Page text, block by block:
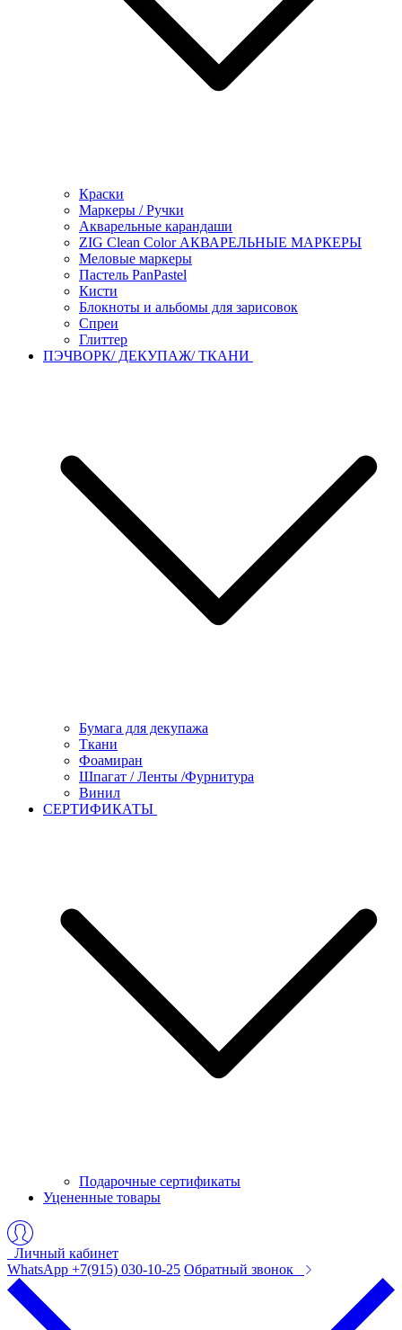
Краски
Маркеры / Ручки
Акварельные карандаши
ZIG Clean Color АКВАРЕЛЬНЫЕ МАРКЕРЫ
Меловые маркеры
Пастель PanPastel
Кисти
Блокноты и альбомы для зарисовок
Спреи
Глиттер
ПЭЧВОРК/ ДЕКУПАЖ/ ТКАНИ
Бумага для декупажа
Ткани
Фоамиран
Шпагат / Ленты /Фурнитура
Винил
СЕРТИФИКАТЫ
Подарочные сертификаты
Уцененные товары
Личный кабинет
WhatsApp +7(915) 030-10-25 Обратный звонок